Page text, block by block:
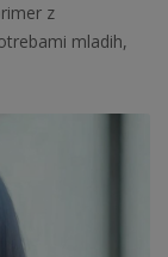
z
mladih,